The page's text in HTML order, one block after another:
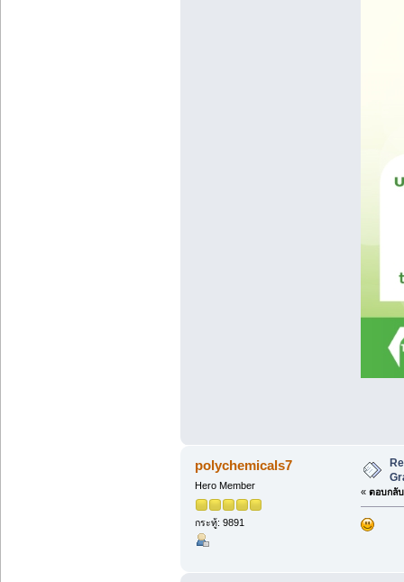
polychemicals7
Hero Member
กระทู้: 9891
« ตอบกลั